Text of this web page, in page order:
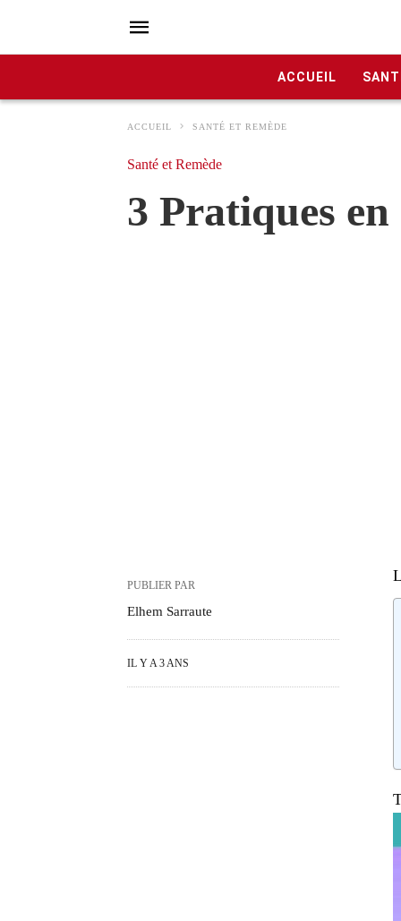
ACCUEIL
ACCUEIL SANTÉ ET REMÈDE
Santé et Remède
3 Pratiques
PUBLIER PAR
Elhem Sarraute
IL Y A 3 ANS